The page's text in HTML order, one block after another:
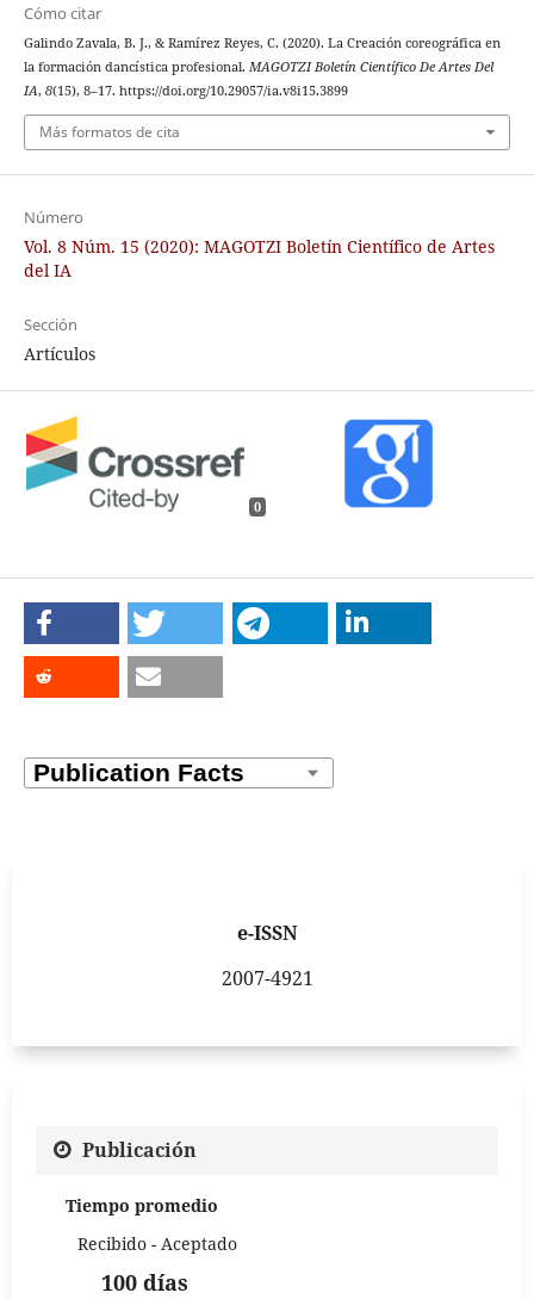
Cómo citar
Galindo Zavala, B. J., & Ramírez Reyes, C. (2020). La Creación coreográfica en
la formación dancística profesional. MAGOTZI Boletín Científico De Artes Del
IA, 8(15), 8–17. https://doi.org/10.29057/ia.v8i15.3899
Más formatos de cita
Número
Vol. 8 Núm. 15 (2020): MAGOTZI Boletín Científico de Artes
del IA
Sección
Artículos
0
e-ISSN
2007-4921
Publicación
Tiempo promedio
Recibido - Aceptado
100 días